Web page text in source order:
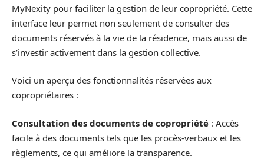
MyNexity pour faciliter la gestion de leur copropriété. Cette
interface leur permet non seulement de consulter des
documents réservés à la vie de la résidence, mais aussi de
s’investir activement dans la gestion collective.
Voici un aperçu des fonctionnalités réservées aux
copropriétaires :
Consultation des documents de copropriété : Accès
facile à des documents tels que les procès-verbaux et les
règlements, ce qui améliore la transparence.